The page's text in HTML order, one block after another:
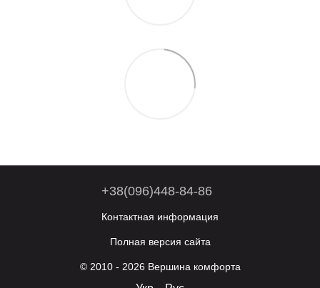
+38(096)448-84-86
Контактная информация
Полная версия сайта
© 2010 - 2026 Вершина комфорта